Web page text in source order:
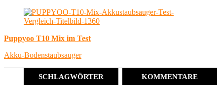
Puppyoo T10 Mix im Test
Akku-Bodenstaubsauger
SCHLAGWÖRTER KOMMENTARE